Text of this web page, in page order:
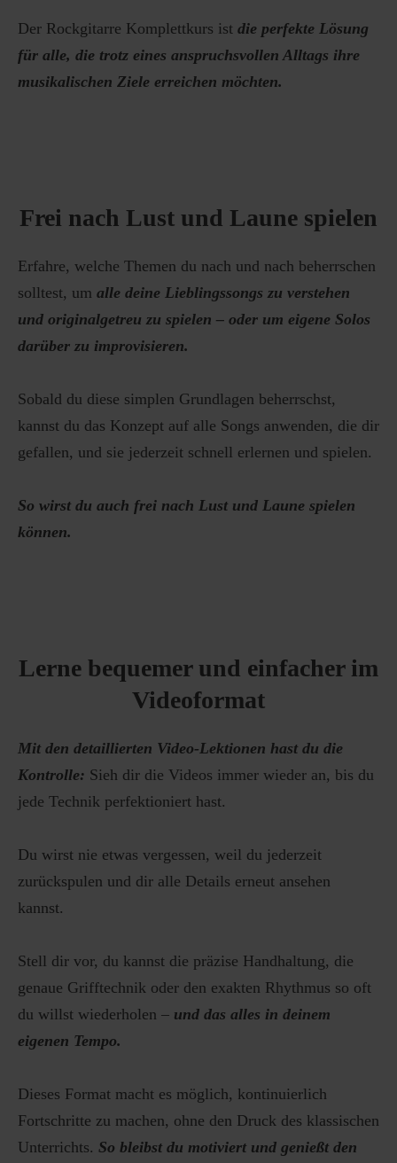
Der Rockgitarre Komplettkurs ist die perfekte Lösung
für alle, die trotz eines anspruchsvollen Alltags ihre
musikalischen Ziele erreichen möchten.
Frei nach Lust und Laune spielen
Erfahre, welche Themen du nach und nach beherrschen
solltest, um alle deine Lieblingssongs zu verstehen
und originalgetreu zu spielen – oder um eigene Solos
darüber zu improvisieren.
Sobald du diese simplen Grundlagen beherrschst,
kannst du das Konzept auf alle Songs anwenden, die dir
gefallen, und sie jederzeit schnell erlernen und spielen.
So wirst du auch frei nach Lust und Laune spielen
können.
Lerne bequemer und einfacher im
Videoformat
Mit den detaillierten Video-Lektionen hast du die
Kontrolle: Sieh dir die Videos immer wieder an, bis du
jede Technik perfektioniert hast.
Du wirst nie etwas vergessen, weil du jederzeit
zurückspulen und dir alle Details erneut ansehen
kannst.
Stell dir vor, du kannst die präzise Handhaltung, die
genaue Grifftechnik oder den exakten Rhythmus so oft
du willst wiederholen – und das alles in deinem
eigenen Tempo.
Dieses Format macht es möglich, kontinuierlich
Fortschritte zu machen, ohne den Druck des klassischen
Unterrichts. So bleibst du motiviert und genießt den